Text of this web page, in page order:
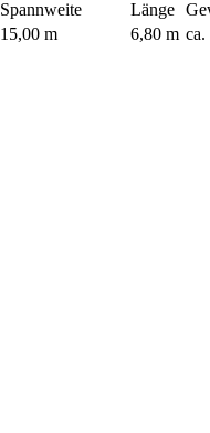
Spannweite
Länge
15,00 m
6,80 m ca.